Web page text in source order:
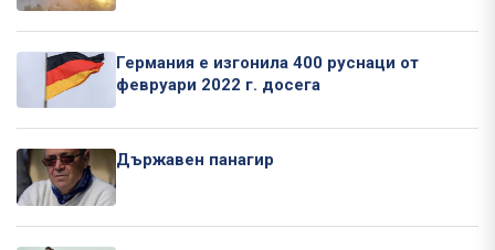
Германия е изгонила 400 руснаци от
февруари 2022 г. досега
Държавен панагир